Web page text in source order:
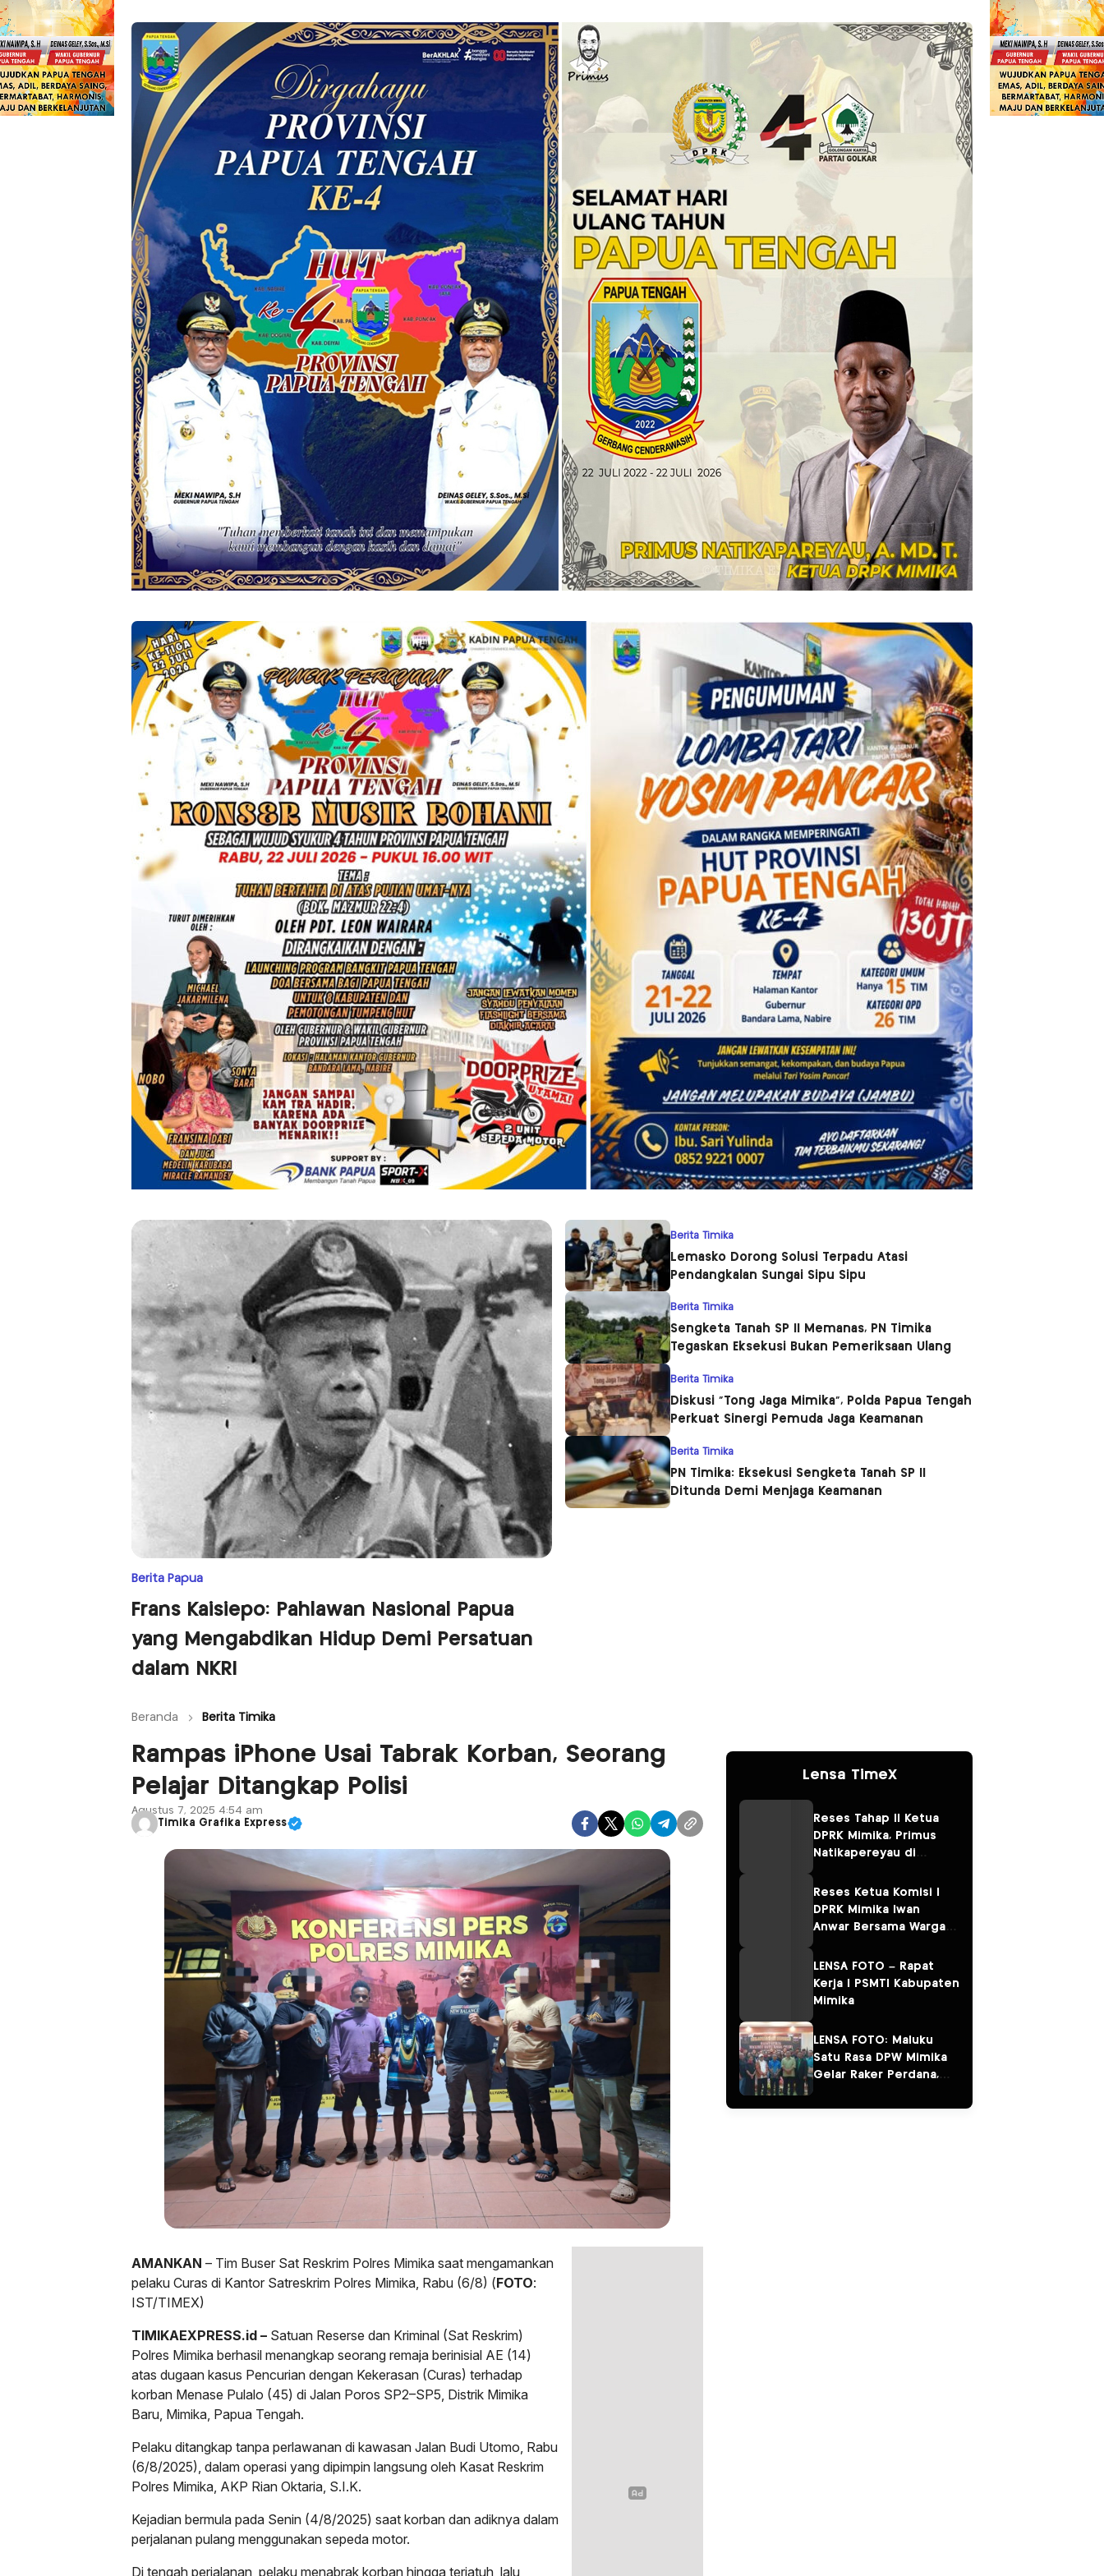
Berita Papua
Frans Kaisiepo: Pahlawan Nasional Papua
yang Mengabdikan Hidup Demi Persatuan
dalam NKRI
Berita Timika
Lemasko Dorong Solusi Terpadu Atasi
Pendangkalan Sungai Sipu Sipu
Berita Timika
Sengketa Tanah SP II Memanas, PN Timika
Tegaskan Eksekusi Bukan Pemeriksaan Ulang
Berita Timika
Diskusi “Tong Jaga Mimika”, Polda Papua Tengah
Perkuat Sinergi Pemuda Jaga Keamanan
Berita Timika
PN Timika: Eksekusi Sengketa Tanah SP II
Ditunda Demi Menjaga Keamanan
Beranda Berita Timika
Rampas iPhone Usai Tabrak Korban, Seorang
Pelajar Ditangkap Polisi
Agustus 7, 2025 4:54 am
Timika Grafika Express
AMANKAN – Tim Buser Sat Reskrim Polres Mimika saat mengamankan
pelaku Curas di Kantor Satreskrim Polres Mimika, Rabu (6/8) (FOTO:
IST/TIMEX)
TIMIKAEXPRESS.id – Satuan Reserse dan Kriminal (Sat Reskrim)
Polres Mimika berhasil menangkap seorang remaja berinisial AE (14)
atas dugaan kasus Pencurian dengan Kekerasan (Curas) terhadap
korban Menase Pulalo (45) di Jalan Poros SP2–SP5, Distrik Mimika
Baru, Mimika, Papua Tengah.
Pelaku ditangkap tanpa perlawanan di kawasan Jalan Budi Utomo, Rabu
(6/8/2025), dalam operasi yang dipimpin langsung oleh Kasat Reskrim
Polres Mimika, AKP Rian Oktaria, S.I.K.
Kejadian bermula pada Senin (4/8/2025) saat korban dan adiknya dalam
perjalanan pulang menggunakan sepeda motor.
Di tengah perjalanan, pelaku menabrak korban hingga terjatuh, lalu
Lensa TimeX
Reses Tahap II Ketua
DPRK Mimika, Primus
Natikapereyau di
Pulau Karaka
Reses Ketua Komisi I
DPRK Mimika Iwan
Anwar Bersama Warga
LENSA FOTO – Rapat
Kerja I PSMTI Kabupaten
Mimika
LENSA FOTO: Maluku
Satu Rasa DPW Mimika
Gelar Raker Perdana,
“Salam Sarane”